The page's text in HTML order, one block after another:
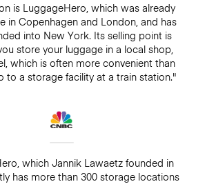
is LuggageHero, which was already
in Copenhagen and London, and has
into New York. Its selling point is
store your luggage in a local shop,
which is often more convenient than
to a storage facility at a train station."
which Jannik Lawaetz founded in
has more than 300 storage locations